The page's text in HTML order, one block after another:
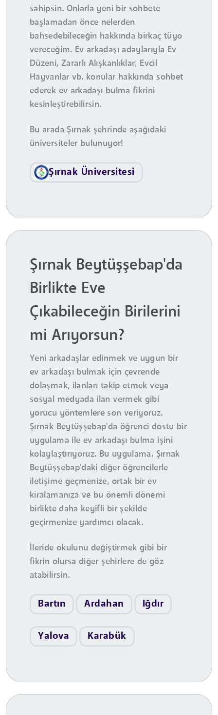
sahipsin. Onlarla yeni bir sohbete
başlamadan önce nelerden
bahsedebileceğin hakkında birkaç tüyo
vereceğim. Ev arkadaşı adaylarıyla Ev
Düzeni, Zararlı Alışkanlıklar, Evcil
Hayvanlar vb. konular hakkında sohbet
ederek ev arkadaşı bulma fikrini
kesinleştirebilirsin.
Bu arada Şırnak şehrinde aşağıdaki
üniversiteler bulunuyor!
Şırnak Üniversitesi
Şırnak Beytüşşebap'da
Birlikte Eve
Çıkabileceğin Birilerini
mi Arıyorsun?
Yeni arkadaşlar edinmek ve uygun bir
ev arkadaşı bulmak için çevrende
dolaşmak, ilanları takip etmek veya
sosyal medyada ilan vermek gibi
yorucu yöntemlere son veriyoruz.
Şırnak Beytüşşebap'da öğrenci dostu bir
uygulama ile ev arkadaşı bulma işini
kolaylaştırıyoruz. Bu uygulama, Şırnak
Beytüşşebap'daki diğer öğrencilerle
iletişime geçmenize, ortak bir ev
kiralamanıza ve bu önemli dönemi
birlikte daha keyifli bir şekilde
geçirmenize yardımcı olacak.
İleride okulunu değiştirmek gibi bir
fikrin olursa diğer şehirlere de göz
atabilirsin.
Bartın Ardahan Iğdır
Yalova Karabük